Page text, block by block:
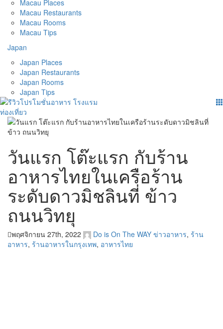
Macau Places
Macau Restaurants
Macau Rooms
Macau Tips
Japan
Japan Places
Japan Restaurants
Japan Rooms
Japan Tips
วันแรก โต๊ะแรก กับร้าน
อาหารไทยในเครือร้าน
ระดับดาวมิชลินที่ ข้าว
ถนนวิทยุ
พฤศจิกายน 27th, 2022 Do is On The WAY ข่าวอาหาร, ร้าน
อาหาร, ร้านอาหารในกรุงเทพ, อาหารไทย